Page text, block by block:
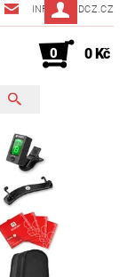
INFO@JMDCZ.CZ
0 0 Kč